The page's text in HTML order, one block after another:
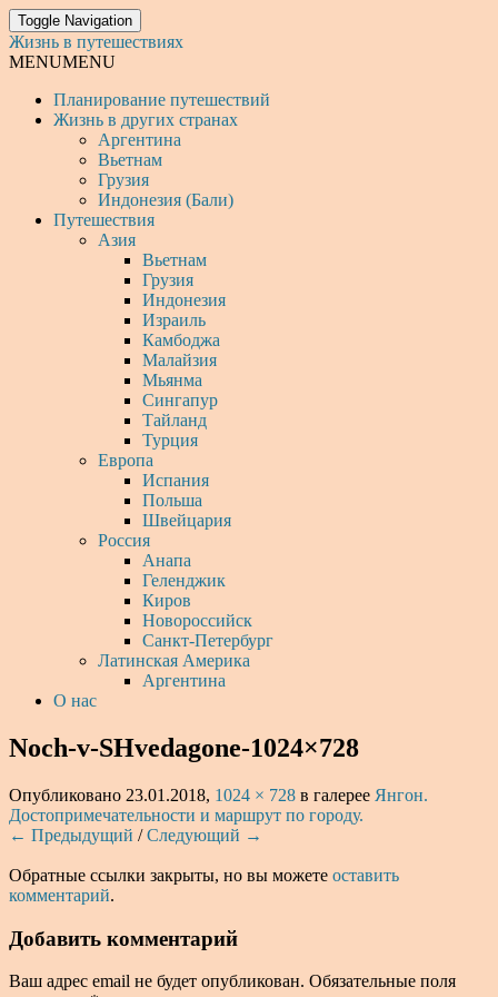
Toggle Navigation
Жизнь в путешествиях
MENUMENU
Планирование путешествий
Жизнь в других странах
Аргентина
Вьетнам
Грузия
Индонезия (Бали)
Путешествия
Азия
Вьетнам
Грузия
Индонезия
Израиль
Камбоджа
Малайзия
Мьянма
Сингапур
Тайланд
Турция
Европа
Испания
Польша
Швейцария
Россия
Анапа
Геленджик
Киров
Новороссийск
Санкт-Петербург
Латинская Америка
Аргентина
О нас
Noch-v-SHvedagone-1024×728
Опубликовано 23.01.2018, 1024 × 728 в галерее Янгон.
Достопримечательности и маршрут по городу.
← Предыдущий /Следующий →
Обратные ссылки закрыты, но вы можете оставить
комментарий.
Добавить комментарий
Ваш адрес email не будет опубликован. Обязательные поля